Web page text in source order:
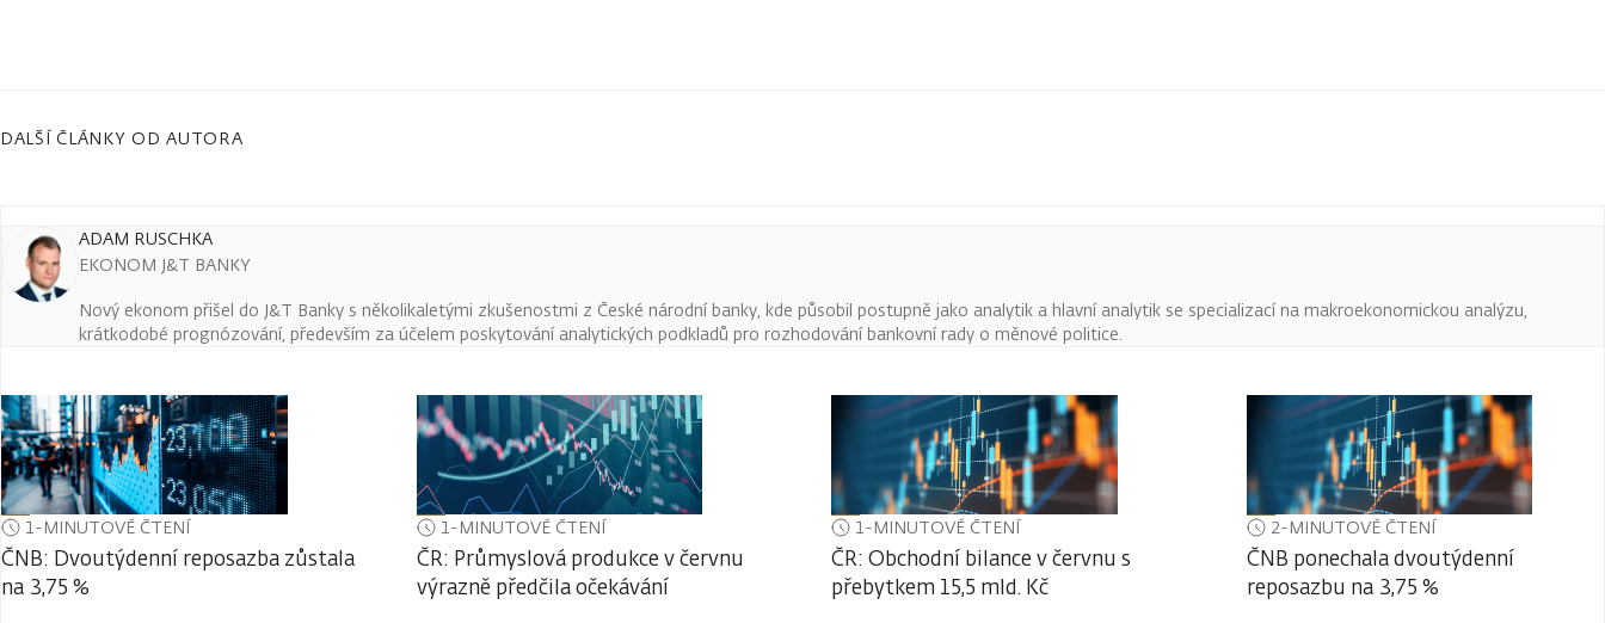
DALŠÍ ČLÁNKY OD AUTORA
ADAM RUSCHKA
EKONOM J&T BANKY
Nový ekonom přišel do J&T Banky s několikaletými zkušenostmi z České národní banky, kde působil postupně jako analytik a hlavní analytik se specializací na makroekonomickou analýzu,
krátkodobé prognózování, především za účelem poskytování analytických podkladů pro rozhodování bankovní rady o měnové politice.
1-MINUTOVÉ ČTENÍ
ČNB: Dvoutýdenní reposazba zůstala
na 3,75 %
1-MINUTOVÉ ČTENÍ
ČR: Průmyslová produkce v červnu
výrazně předčila očekávání
1-MINUTOVÉ ČTENÍ
ČR: Obchodní bilance v červnu s
přebytkem 15,5 mld. Kč
2-MINUTOVÉ ČTENÍ
ČNB ponechala dvoutýdenní
reposazbu na 3,75 %